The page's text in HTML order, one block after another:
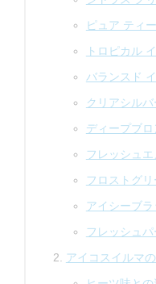
ピュア ティ
トロピカル
バランスド
クリアシルバ
ディープブロ
フレッシュ
フロストグリ
アイシーブ
フレッシュ
アイコスイルマ